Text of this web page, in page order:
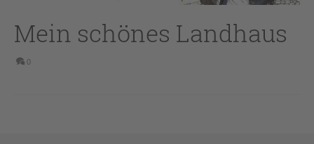
Mein schönes Landhaus
0